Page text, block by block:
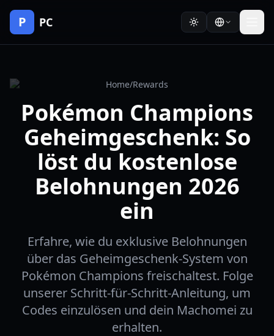
P PC
Home/Rewards
Pokémon Champions
Geheimgeschenk: So
löst du kostenlose
Belohnungen 2026
ein
Erfahre, wie du exklusive Belohnungen
über das Geheimgeschenk-System von
Pokémon Champions freischaltest. Folge
unserer Schritt-für-Schritt-Anleitung, um
Codes einzulösen und dein Machomei zu
erhalten.